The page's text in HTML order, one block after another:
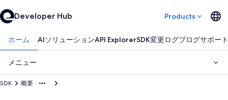
Developer Hub Products
ホーム AIソリューションAPI ExplorerSDK変更ログブログサポート
メニュー
概要
SDK